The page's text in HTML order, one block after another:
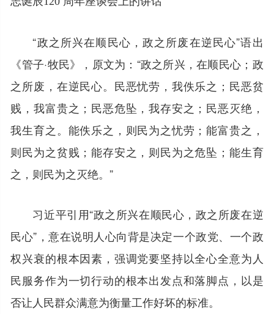
“政之所兴在顺民心，政之所废在逆民心”语出
《管子·牧民》，原文为：“政之所兴，在顺民心；政
之所废，在逆民心。民恶忧劳，我佚乐之；民恶贫
贱，我富贵之；民恶危坠，我存安之；民恶灭绝，
我生育之。能佚乐之，则民为之忧劳；能富贵之，
则民为之贫贱；能存安之，则民为之危坠；能生育
之，则民为之灭绝。”
习近平引用“政之所兴在顺民心，政之所废在逆
民心”，意在说明人心向背是决定一个政党、一个政
权兴衰的根本因素，强调党要坚持以全心全意为人
民服务作为一切行动的根本出发点和落脚点，以是
否让人民群众满意为衡量工作好坏的标准。